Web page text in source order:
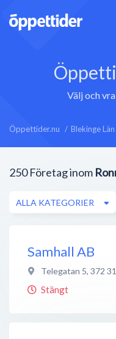
Välj och
Öppettider.nu Blekinge Län
250 Företag inom
ALLA KATEGORIER
Samhall AB
Telegatan 5, 372 31
Stängt